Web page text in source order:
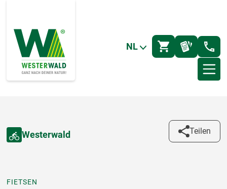
NL
Westerwald Teilen
FIETSEN